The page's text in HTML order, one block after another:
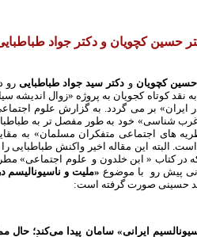
حسین کچویان و دکتر جواد
حسین کچویان و دکتر سید جواد طباطبایی رو
نقد کوتاه کجویان به پروژه «زوال اندیشه
ایران» بر می گردد. به گزارش علوم
غرب شناسی» خود به طور مفصل تر به
های اجتماعی متفکران مسلمان» به
البته این مقاله اخیر واکنش طباطبایی
که در کتاب « ابن خلدون و علوم اجتماعی»
پیش رو با موضوع «ملیت و ناسیونالیسم
حسینی صورت گرفته است:
ایرانی» سامان پیدا می‌کند؛